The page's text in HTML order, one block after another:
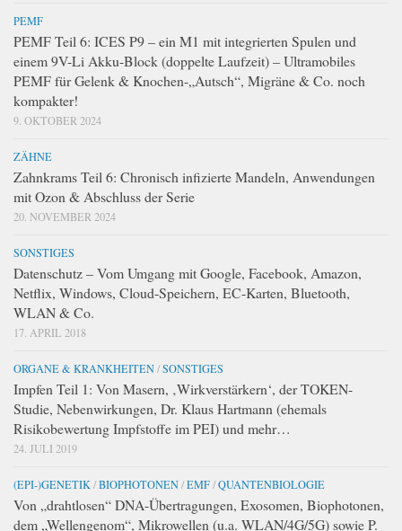
PEMF
PEMF Teil 6: ICES P9 – ein M1 mit integrierten Spulen und
einem 9V-Li Akku-Block (doppelte Laufzeit) – Ultramobiles
PEMF für Gelenk & Knochen-„Autsch“, Migräne & Co. noch
kompakter!
9. OKTOBER 2024
ZÄHNE
Zahnkrams Teil 6: Chronisch infizierte Mandeln, Anwendungen
mit Ozon & Abschluss der Serie
20. NOVEMBER 2024
SONSTIGES
Datenschutz – Vom Umgang mit Google, Facebook, Amazon,
Netflix, Windows, Cloud-Speichern, EC-Karten, Bluetooth,
WLAN & Co.
17. APRIL 2018
ORGANE & KRANKHEITEN/SONSTIGES
Impfen Teil 1: Von Masern, ‚Wirkverstärkern‘, der TOKEN-
Studie, Nebenwirkungen, Dr. Klaus Hartmann (ehemals
Risikobewertung Impfstoffe im PEI) und mehr…
24. JULI 2019
(EPI-)GENETIK /BIOPHOTONEN/EMF/QUANTENBIOLOGIE
Von „drahtlosen“ DNA-Übertragungen, Exosomen, Biophotonen,
dem „Wellengenom“, Mikrowellen (u.a. WLAN/4G/5G) sowie P.